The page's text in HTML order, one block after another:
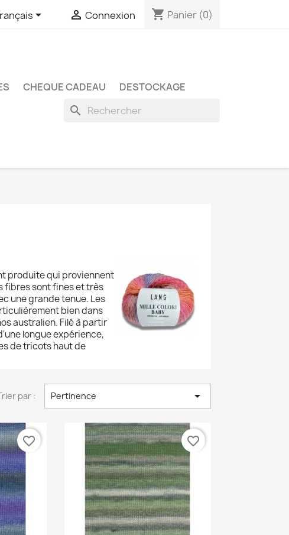
  Connexion shopping_cart Panier (0)
CHEQUE CADEAU DESTOCKAGE
search
produite qui proviennent
fibres sont fines et très
une grande tenue. Les
bien dans
australien. Filé à partir
longue expérience,
de tricots haut de
par : Pertinence 
favorite_border favorite_border